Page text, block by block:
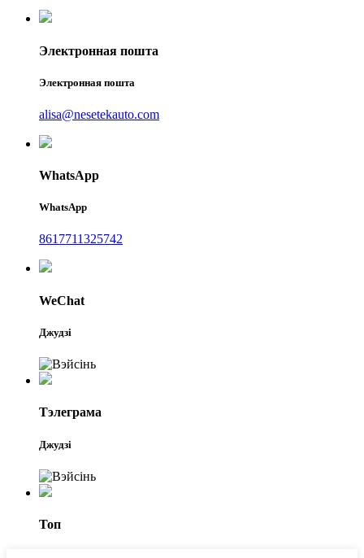
Электронная пошта
Электронная пошта
alisa@nesetekauto.com
WhatsApp
WhatsApp
8617711325742
WeChat
Джудзі
Тэлеграма
Джудзі
Топ